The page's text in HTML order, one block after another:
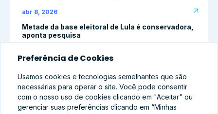
abr 8, 2026
Metade da base eleitoral de Lula é conservadora,
aponta pesquisa
Preferência de Cookies
Usamos cookies e tecnologias semelhantes que são
necessárias para operar o site. Você pode consentir
com o nosso uso de cookies clicando em "Aceitar" ou
gerenciar suas preferências clicando em “Minhas